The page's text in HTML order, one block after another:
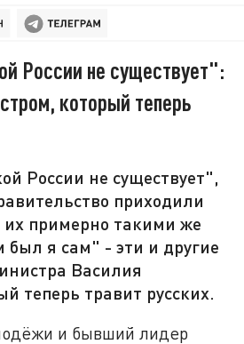
России не существует":
который теперь
России не существует",
приходили
их примерно такими же
я сам" - эти и другие
Василия
теперь травит русских.
и бывший лидер